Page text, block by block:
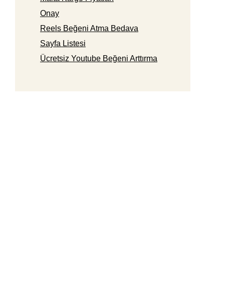
Onay
Reels Beğeni Atma Bedava
Sayfa Listesi
Ücretsiz Youtube Beğeni Arttırma